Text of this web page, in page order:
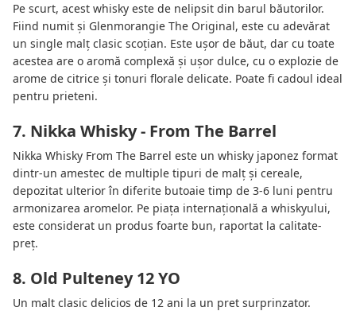
Pe scurt, acest whisky este de nelipsit din barul băutorilor.
Fiind numit și Glenmorangie The Original, este cu adevărat
un single malț clasic scoțian. Este ușor de băut, dar cu toate
acestea are o aromă complexă și ușor dulce, cu o explozie de
arome de citrice și tonuri florale delicate. Poate fi cadoul ideal
pentru prieteni.
7. Nikka Whisky - From The Barrel
Nikka Whisky From The Barrel este un whisky japonez format
dintr-un amestec de multiple tipuri de malț și cereale,
depozitat ulterior în diferite butoaie timp de 3-6 luni pentru
armonizarea aromelor. Pe piața internațională a whiskyului,
este considerat un produs foarte bun, raportat la calitate-
preț.
8. Old Pulteney 12 YO
Un malt clasic delicios de 12 ani la un pret surprinzator.